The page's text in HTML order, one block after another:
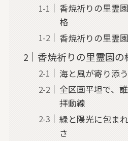
香焼祈りの里霊
格
香焼祈りの里霊
香焼祈りの里霊園の
海と風が寄り添
全区画平坦で、
拝動線
緑と陽光に包ま
さ